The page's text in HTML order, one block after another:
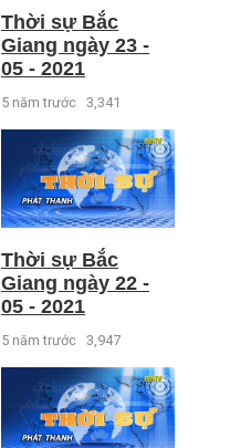
Thời sự Bắc
Giang ngày 23 -
05 - 2021
5 năm trước 3,341
Thời sự Bắc
Giang ngày 22 -
05 - 2021
5 năm trước 3,947